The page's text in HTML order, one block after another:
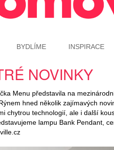
BYDLÍME INSPIRACE
NOVINKY
Menu představila na
hned několik zajímavých
chytrou technologií, ale i další
lampu Bank Pendant,